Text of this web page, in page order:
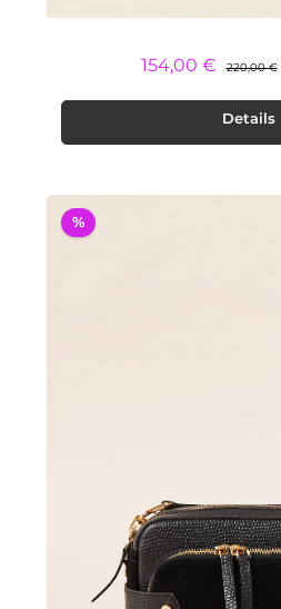
Verkaufspreis:
154,00 € 220,00 €
Details
%